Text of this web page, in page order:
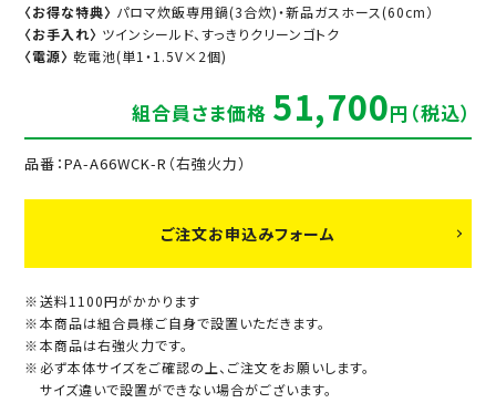
〈お得な特典〉 パロマ炊飯専用鍋(3合炊)・新品ガスホース(60cm）
〈お手入れ〉 ツインシールド、すっきりクリーンゴトク
〈電源〉 乾電池(単1・1.5V×2個)
組合員さま価格 51,700円（税込）
品番：PA-A66WCK-R（右強火力）
ご注文お申込みフォーム
送料1100円がかかります
本商品は組合員様ご自身で設置いただきます。
本商品は右強火力です。
必ず本体サイズをご確認の上、ご注文をお願いします。
サイズ違いで設置ができない場合がございます。